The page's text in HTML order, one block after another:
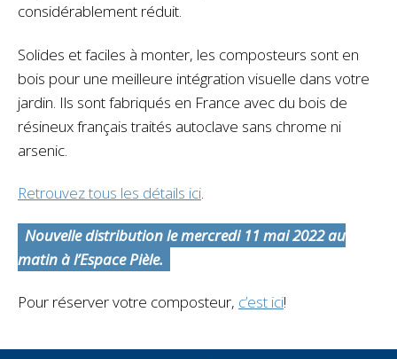
considérablement réduit.
Solides et faciles à monter, les composteurs sont en
bois pour une meilleure intégration visuelle dans votre
jardin. Ils sont fabriqués en France avec du bois de
résineux français traités autoclave sans chrome ni
arsenic.
Retrouvez tous les détails ici.
Nouvelle distribution le mercredi 11 mai 2022 au
matin à l’Espace Pièle.
Pour réserver votre composteur, c’est ici!